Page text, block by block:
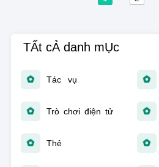
TẤt cẢ danh mỤc
Tác vụ
Trò chơi điện tử
Thẻ